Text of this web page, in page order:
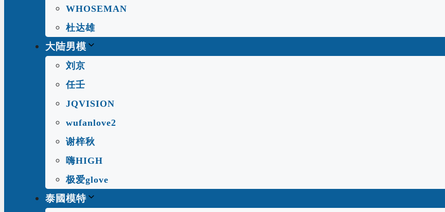
WHOSEMAN
杜达雄
大陆男模
刘京
任壬
JQVISION
wufanlove2
谢梓秋
嗨HIGH
极爱glove
泰國模特